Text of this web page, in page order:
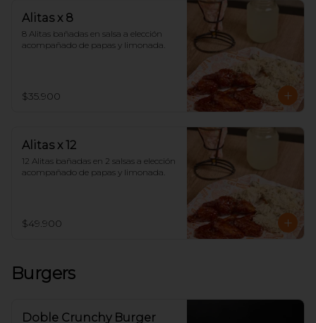
Alitas x 8
8 Alitas bañadas en salsa a elección
acompañado de papas y limonada.
$35.900
Alitas x 12
12 Alitas bañadas en 2 salsas a elección
acompañado de papas y limonada.
$49.900
Burgers
Doble Crunchy Burger